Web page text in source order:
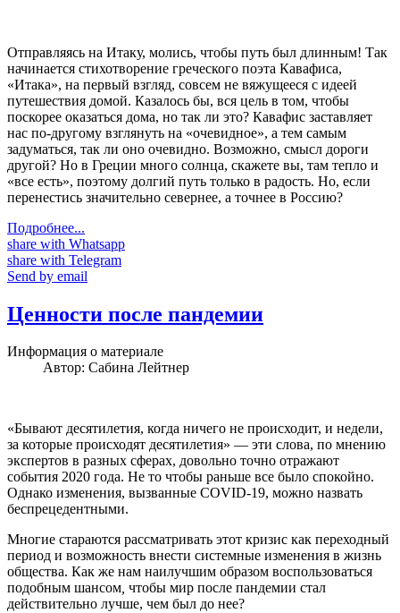
Отправляясь на Итаку, молись, чтобы путь был длинным! Так
начинается стихотворение греческого поэта Кавафиса,
«Итака», на первый взгляд, совсем не вяжущееся с идеей
путешествия домой. Казалось бы, вся цель в том, чтобы
поскорее оказаться дома, но так ли это? Кавафис заставляет
нас по-другому взглянуть на «очевидное», а тем самым
задуматься, так ли оно очевидно. Возможно, смысл дороги
другой? Но в Греции много солнца, скажете вы, там тепло и
«все есть», поэтому долгий путь только в радость. Но, если
перенестись значительно севернее, а точнее в Россию?
Подробнее...
share with Whatsapp
share with Telegram
Send by email
Ценности после пандемии
Информация о материале
Автор: Сабина Лейтнер
«Бывают десятилетия, когда ничего не происходит, и недели,
за которые происходят десятилетия» — эти слова, по мнению
экспертов в разных сферах, довольно точно отражают
события 2020 года. Не то чтобы раньше все было спокойно.
Однако изменения, вызванные COVID-19, можно назвать
беспрецедентными.
Многие стараются рассматривать этот кризис как переходный
период и возможность внести системные изменения в жизнь
общества. Как же нам наилучшим образом воспользоваться
подобным шансом, чтобы мир после пандемии стал
действительно лучше, чем был до нее?